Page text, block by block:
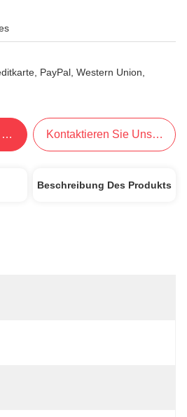
PayPal, Western Union,
Kontaktieren Sie Uns Jetzt
Beschreibung Des Produkts